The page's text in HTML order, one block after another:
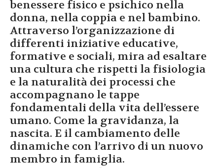
benessere fisico e psichico nella
donna, nella coppia e nel bambino.
Attraverso l’organizzazione di
differenti iniziative educative,
formative e sociali, mira ad esaltare
una cultura che rispetti la fisiologia
e la naturalità dei processi che
accompagnano le tappe
fondamentali della vita dell’essere
umano. Come la gravidanza, la
nascita. E il cambiamento delle
dinamiche con l’arrivo di un nuovo
membro in famiglia.